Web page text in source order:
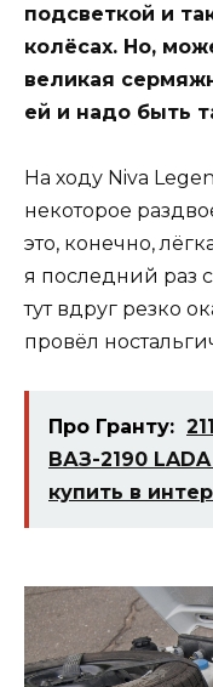
подсветкой и
колёсах. Но,
великая
ей и надо быть
На ходу Niva
некоторое
это, конечно,
я последний раз
тут вдруг резко
провёл
Про Гранту:
ВАЗ-2190
купить в